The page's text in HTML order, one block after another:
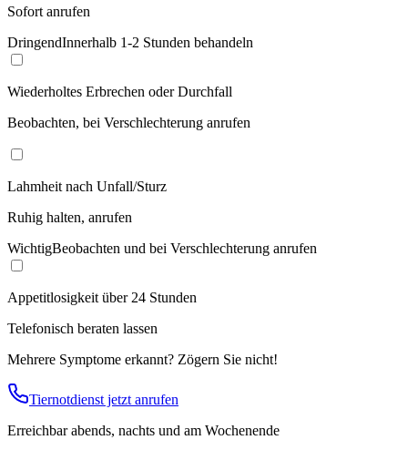
Sofort anrufen
DringendInnerhalb 1-2 Stunden behandeln
Wiederholtes Erbrechen oder Durchfall
Beobachten, bei Verschlechterung anrufen
Lahmheit nach Unfall/Sturz
Ruhig halten, anrufen
WichtigBeobachten und bei Verschlechterung anrufen
Appetitlosigkeit über 24 Stunden
Telefonisch beraten lassen
Mehrere Symptome erkannt? Zögern Sie nicht!
Tiernotdienst jetzt anrufen
Erreichbar abends, nachts und am Wochenende